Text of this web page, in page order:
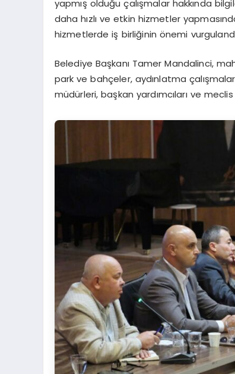
yapmış olduğu çalışmalar hakkında
daha hızlı ve etkin hizmetler
hizmetlerde iş birliğinin önemi
Belediye Başkanı Tamer Mandalinci,
park ve bahçeler, aydınlatma
müdürleri, başkan yardımcıları ve